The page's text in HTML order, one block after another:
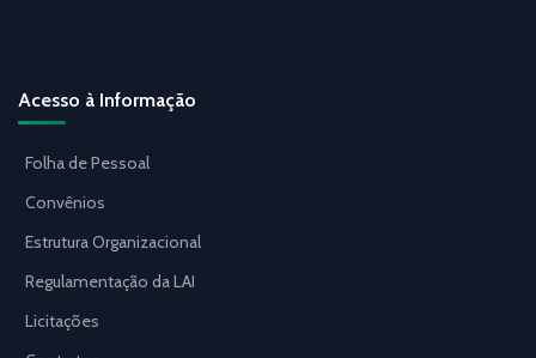
Acesso à Informação
Folha de Pessoal
Convênios
Estrutura Organizacional
Regulamentação da LAI
Licitações